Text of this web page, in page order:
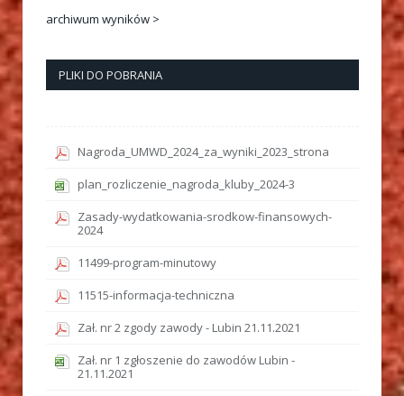
archiwum wyników >
PLIKI DO POBRANIA
Nagroda_UMWD_2024_za_wyniki_2023_strona
plan_rozliczenie_nagroda_kluby_2024-3
Zasady-wydatkowania-srodkow-finansowych-
2024
11499-program-minutowy
11515-informacja-techniczna
Zał. nr 2 zgody zawody - Lubin 21.11.2021
Zał. nr 1 zgłoszenie do zawodów Lubin -
21.11.2021